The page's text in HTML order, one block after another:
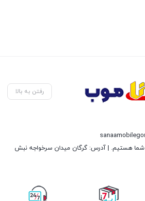
رفتن به بالا
شما هستیم. | آدرس: گرگان میدان سرخواجه نبش